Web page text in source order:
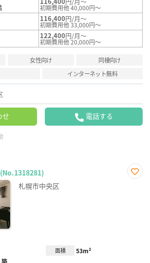
初期費用他 40,000円～
116,400円/月～
初期費用他 33,000円～
122,400円/月～
初期費用他 20,000円～
女性向け
同棲向け
インターネット無料
せ 電話する
札幌市中央区
面積 53m²
築